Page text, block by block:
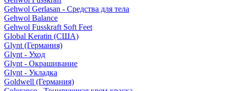
Gehwol Gerlasan - Средства для тела
Gehwol Balance
Gehwol Fusskraft Soft Feet
Global Keratin (США)
Glynt (Германия)
Glynt - Уход
Glynt - Окрашивание
Glynt - Укладка
Goldwell (Германия)